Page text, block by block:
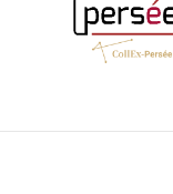
Menu